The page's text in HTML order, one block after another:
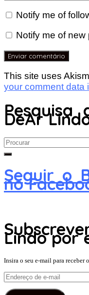
Notify me of
Notify me of new
This site uses
your comment data
Pesquisa
DeAr
Search
for:
Seguir o
no
Lindo por
Insira o seu e-mail para receber
Endereço
de
e-